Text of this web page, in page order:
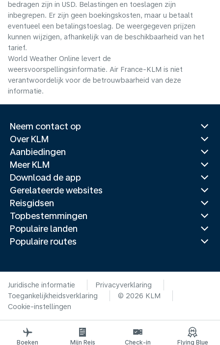
bedragen zijn in USD. Belastingen en toeslagen zijn
inbegrepen. Er zijn geen boekingskosten, maar u betaalt
eventueel een betalingstoeslag. De weergegeven prijzen
kunnen wijzigen, afhankelijk van de beschikbaarheid van het
tarief.
World Weather Online levert de
weersvoorspellingsinformatie. Air France-KLM is niet
verantwoordelijk voor de betrouwbaarheid van deze
informatie.
Neem contact op
Over KLM
Aanbiedingen
Meer KLM
Download de app
Gerelateerde websites
Reisgidsen
Topbestemmingen
Populaire landen
Populaire routes
Juridische informatie
Privacyverklaring
Toegankelijkheidsverklaring
© 2026 KLM
Cookie-instellingen
Boeken Mijn Reis Check-in Flying Blue